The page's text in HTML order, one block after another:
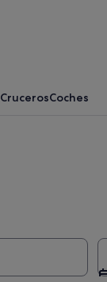
CrucerosCoches